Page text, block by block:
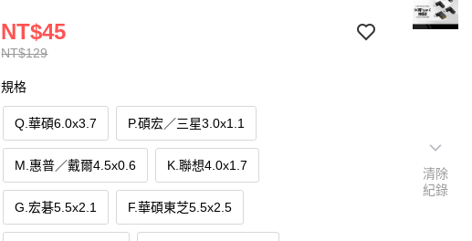
NT$129
NT$45
規格
Q.華碩6.0x3.7 P.碩宏／三星3.0x1.1
M.惠普／戴爾4.5x0.6 K.聯想4.0x1.7
G.宏碁5.5x2.1 F.華碩東芝5.5x2.5
清除
紀錄